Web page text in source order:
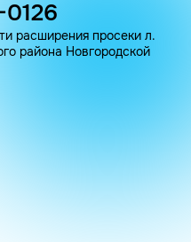
расширения просеки л.
района Новгородской